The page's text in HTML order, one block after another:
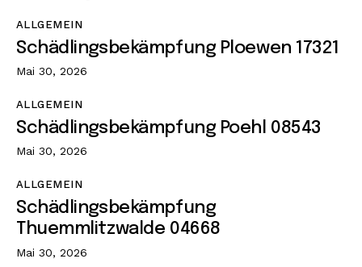
ALLGEMEIN
Schädlingsbekämpfung Ploewen 17321
Mai 30, 2026
ALLGEMEIN
Schädlingsbekämpfung Poehl 08543
Mai 30, 2026
ALLGEMEIN
Schädlingsbekämpfung
Thuemmlitzwalde 04668
Mai 30, 2026